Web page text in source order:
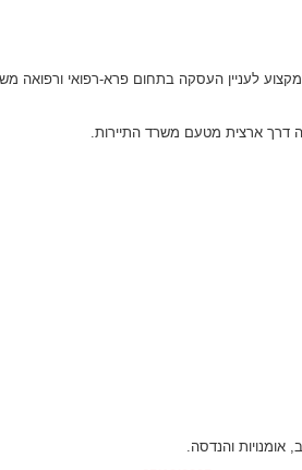
דרך ארצית מטעם משרד התיירות.
אומנויות והנדסה.